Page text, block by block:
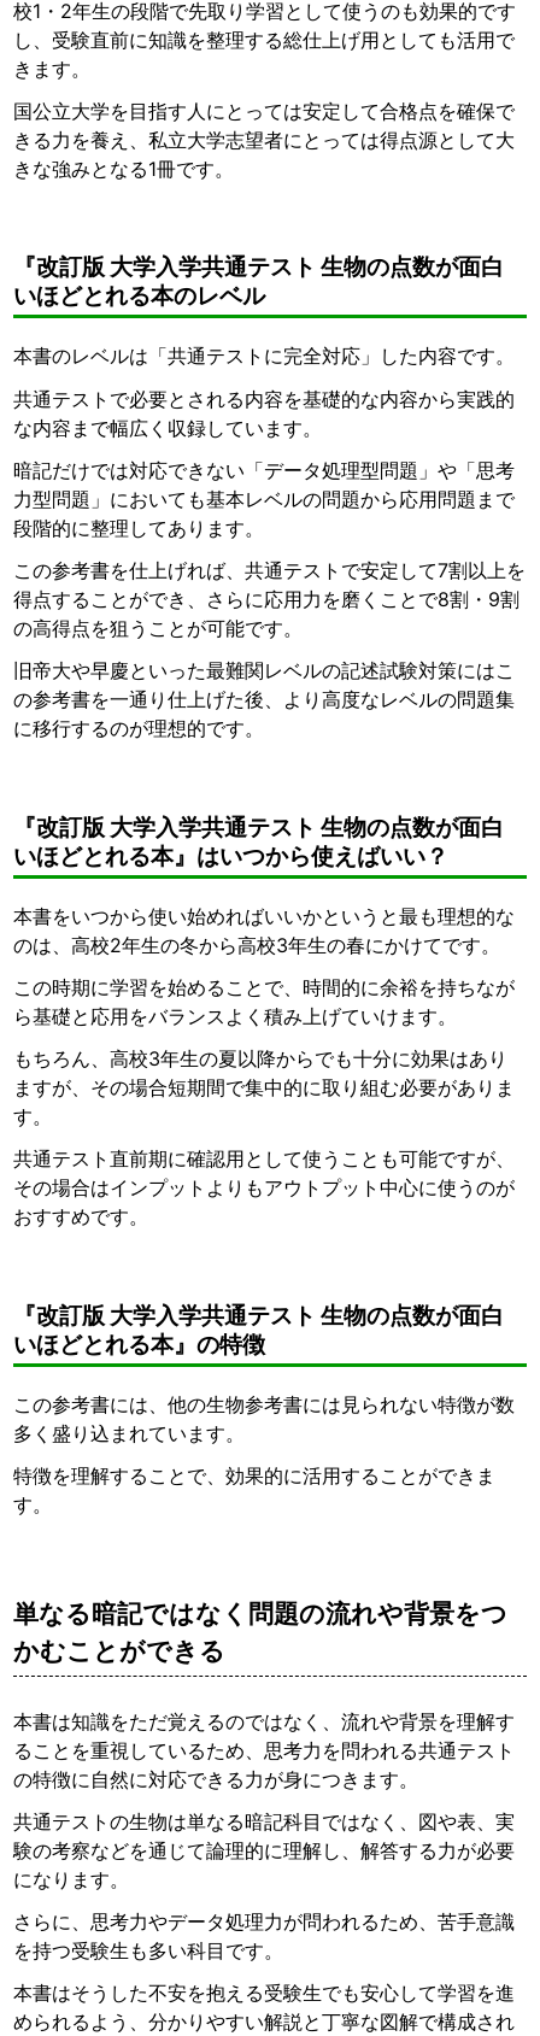
校1・2年生の段階で先取り学習として使うのも効果的です
し、受験直前に知識を整理する総仕上げ用としても活用で
きます。
国公立大学を目指す人にとっては安定して合格点を確保で
きる力を養え、私立大学志望者にとっては得点源として大
きな強みとなる1冊です。
『改訂版 大学入学共通テスト 生物の点数が面白
いほどとれる本のレベル
本書のレベルは「共通テストに完全対応」した内容です。
共通テストで必要とされる内容を基礎的な内容から実践的
な内容まで幅広く収録しています。
暗記だけでは対応できない「データ処理型問題」や「思考
力型問題」においても基本レベルの問題から応用問題まで
段階的に整理してあります。
この参考書を仕上げれば、共通テストで安定して7割以上を
得点することができ、さらに応用力を磨くことで8割・9割
の高得点を狙うことが可能です。
旧帝大や早慶といった最難関レベルの記述試験対策にはこ
の参考書を一通り仕上げた後、より高度なレベルの問題集
に移行するのが理想的です。
『改訂版 大学入学共通テスト 生物の点数が面白
いほどとれる本』はいつから使えばいい？
本書をいつから使い始めればいいかというと最も理想的な
のは、高校2年生の冬から高校3年生の春にかけてです。
この時期に学習を始めることで、時間的に余裕を持ちなが
ら基礎と応用をバランスよく積み上げていけます。
もちろん、高校3年生の夏以降からでも十分に効果はあり
ますが、その場合短期間で集中的に取り組む必要がありま
す。
共通テスト直前期に確認用として使うことも可能ですが、
その場合はインプットよりもアウトプット中心に使うのが
おすすめです。
『改訂版 大学入学共通テスト 生物の点数が面白
いほどとれる本』の特徴
この参考書には、他の生物参考書には見られない特徴が数
多く盛り込まれています。
特徴を理解することで、効果的に活用することができま
す。
単なる暗記ではなく問題の流れや背景をつ
かむことができる
本書は知識をただ覚えるのではなく、流れや背景を理解す
ることを重視しているため、思考力を問われる共通テスト
の特徴に自然に対応できる力が身につきます。
共通テストの生物は単なる暗記科目ではなく、図や表、実
験の考察などを通じて論理的に理解し、解答する力が必要
になります。
さらに、思考力やデータ処理力が問われるため、苦手意識
を持つ受験生も多い科目です。
本書はそうした不安を抱える受験生でも安心して学習を進
められるよう、分かりやすい解説と丁寧な図解で構成され